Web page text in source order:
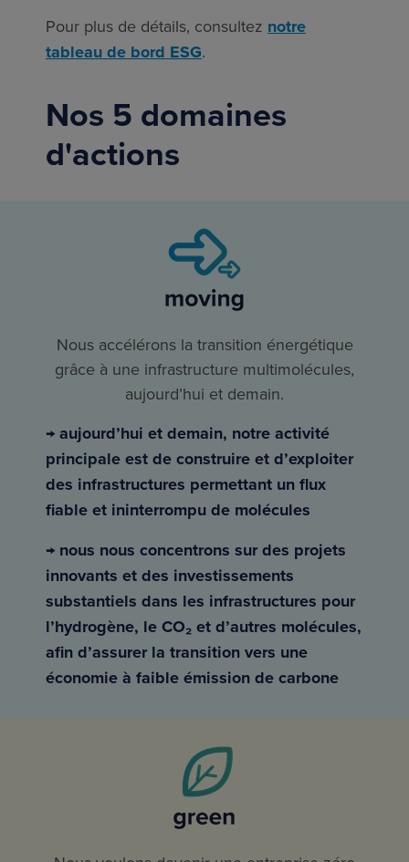
Pour plus de détails, consultez notre
tableau de bord ESG.
Nos 5 domaines
d'actions
Nous accélérons la transition énergétique
grâce à une infrastructure multimolécules,
aujourd’hui et demain.
→ aujourd’hui et demain, notre activité
principale est de construire et d’exploiter
des infrastructures permettant un flux
fiable et ininterrompu de molécules
→ nous nous concentrons sur des projets
innovants et des investissements
substantiels dans les infrastructures pour
l’hydrogène, le CO₂ et d’autres molécules,
afin d’assurer la transition vers une
économie à faible émission de carbone